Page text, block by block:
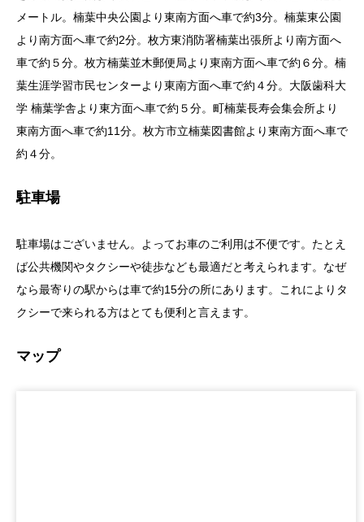
メートル。楠葉中央公園より東南方面へ車で約3分。楠葉東公園
より南方面へ車で約2分。枚方東消防署楠葉出張所より南方面へ
車で約５分。枚方楠葉並木郵便局より東南方面へ車で約６分。楠
葉生涯学習市民センターより東南方面へ車で約４分。大阪歯科大
学 楠葉学舎より東方面へ車で約５分。町楠葉長寿会集会所より
東南方面へ車で約11分。枚方市立楠葉図書館より東南方面へ車で
約４分。
駐車場
駐車場はございません。よってお車のご利用は不便です。たとえ
ば公共機関やタクシーや徒歩なども最適だと考えられます。なぜ
なら最寄りの駅からは車で約15分の所にあります。これによりタ
クシーで来られる方はとても便利と言えます。
マップ